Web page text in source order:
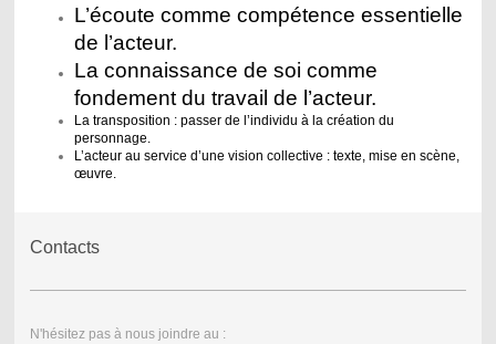
L’écoute comme compétence essentielle
de l’acteur.
La connaissance de soi comme
fondement du travail de l’acteur.
La transposition : passer de l’individu à la création du
personnage.
L’acteur au service d’une vision collective : texte, mise en scène,
œuvre.
Contacts
N'hésitez pas à nous joindre au :